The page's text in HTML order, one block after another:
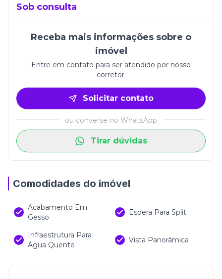
Sob consulta
Receba mais informações sobre o
imóvel
Entre em contato para ser atendido por nosso
corretor.
Solicitar contato
ou converse no WhatsApp
Tirar dúvidas
Comodidades do imóvel
Acabamento Em
Gesso
Espera Para Split
Infraestrutura Para
Água Quente
Vista Panorâmica